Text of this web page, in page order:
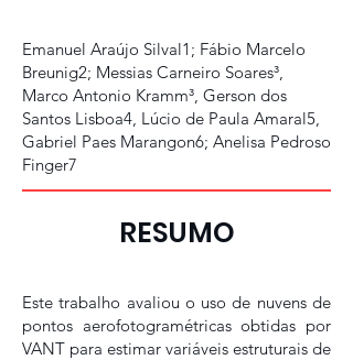
Emanuel Araújo Silval1; Fábio Marcelo
Breunig2; Messias Carneiro Soares³,
Marco Antonio Kramm³, Gerson dos
Santos Lisboa4, Lúcio de Paula Amaral5,
Gabriel Paes Marangon6; Anelisa Pedroso
Finger7
RESUMO
Este trabalho avaliou o uso de nuvens de
pontos aerofotogramétricas obtidas por
VANT para estimar variáveis estruturais de